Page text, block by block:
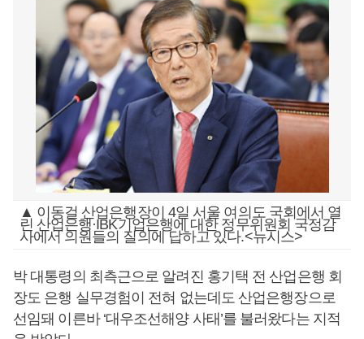
▲ 이동걸 산업은행장이 4일 서울 여의도 국회에서 열
린 산업은행·IBK기업은행에 대한 정무위원회 국정감
사에서 의원들의 질의에 답하고 있다.<뉴시스>
박 대통령의 최측근으로 알려진 홍기택 전 산업은행 회
장도 은행 실무경험이 전혀 없는데도 산업은행장으로
선임돼 이른바 ‘대우조선해양 사태’를 불러왔다는 지적